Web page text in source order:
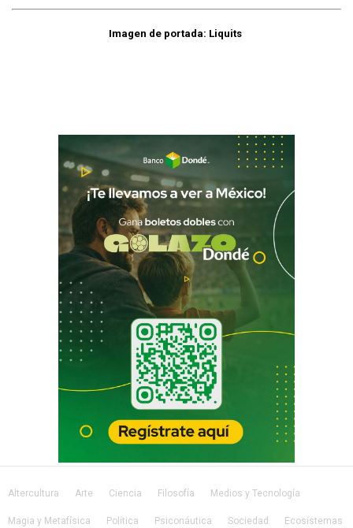
Imagen de portada: Liquits
Altercultura Arte Ciencia Filosofía Medios y Tecnología
Magia y Metafísica Política Psiconáutica Sociedad Ecosistemas